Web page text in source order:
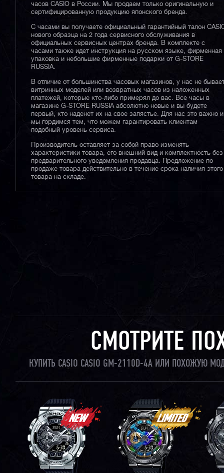
часов CASIO в России. Мы продаем только оригинальную и
сертифицированную продукцию японского бренда.
С часами вы получаете официальный гарантийный талон
нового образца на 2 года сервисного обслуживания в
официальных сервисных центрах бренда. В комплекте с
часами также идет инструкция на русском языке, фирменная
упаковка и небольшие фирменные подарки от G-STORE
RUSSIA.
В отличие от большинства часовых магазинов, у нас не
витринных моделей или возвратных часов из наложенных
платежей, которые кто-либо примерял до вас. Все часы в
магазине G-STORE RUSSIA абсолютно новые и вы будете
первый, кто наденет их на свое запястье. Для нас это важно и
мы гордимся тем, что можем гарантировать клиентам
подобный уровень сервиса.
Производитель оставляет за собой право изменять
характеристики товара, его внешний вид и комплектность без
предварительного уведомления продавца. Предложение по
продаже товара действительно в течение срока наличия этого
товара на складе.
СМОТРИТЕ
КУПИТЬ CASIO CASIO GM-2110D-4A ИЛИ ПОХОЖУЮ